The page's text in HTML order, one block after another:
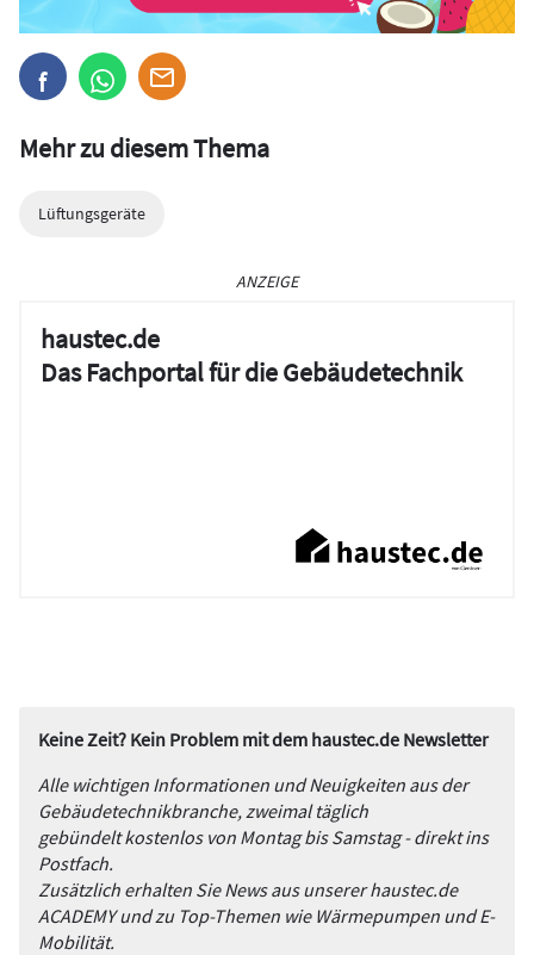
Mehr zu diesem Thema
Lüftungsgeräte
ANZEIGE
haustec.de
Das Fachportal für die Gebäudetechnik
Keine Zeit? Kein Problem mit dem haustec.de Newsletter
Alle wichtigen Informationen und Neuigkeiten aus der
Gebäudetechnikbranche, zweimal täglich
gebündelt kostenlos von Montag bis Samstag - direkt ins
Postfach.
Zusätzlich erhalten Sie News aus unserer haustec.de
ACADEMY und zu Top-Themen wie Wärmepumpen und E-
Mobilität.